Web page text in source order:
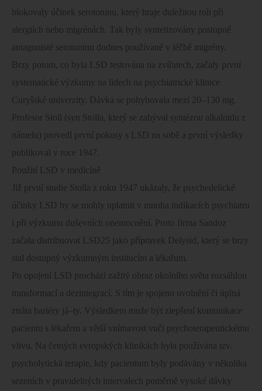
blokovaly účinek serotoninu, který hraje duležitou roli při
alergiích nebo migrénách. Tak byly syntetizovány postupně
antagonisté serotoninu dodnes používané v léčbě migrény.
Brzy potom, co byla LSD testována na zvířatech, začaly první
systematické výzkumy na lidech na psychiatrické klinice
Curyšské univerzity. Dávka se pohybovala mezi 20–130 mg.
Profesor Stoll (syn Stolla, který se zabýval syntézou alkaloidu z
námelu) provedl první pokusy s LSD na sobě a první výsledky
publikoval v roce 1947.
Použití LSD v medicíně
Již první studie Stolla z roku 1947 ukázaly, že psychedelické
účinky LSD by se mohly uplatnit v mnoha indikacích psychiatru
i při výzkumu duševních onemocnění. Proto firma Sandoz
začala distribuovat LSD25 jako přípravek Delysid, který se brzy
stal dostupný výzkumným institucím a lékařum.
Po opojení LSD prochází zažitý obraz okolního světa rozsáhlou
transformací a dezintegrací. S tím je spojeno uvolnění či úplná
ztráta bariéry já–ty. Výsledkem muže být zlepšení komunikace
pacientu s lékařem a větší vnímavost vuči psychoterapeutickému
vlivu. Na četných evropských klinikách byla používána tzv.
psycholytická terapie, kdy pacientum byly podávány v několika
sezeních v pravidelných intervalech poměrně vysoké dávky